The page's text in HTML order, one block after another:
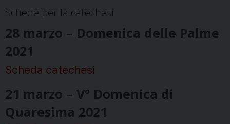
Schede per la catechesi
28 marzo – Domenica delle Palme
2021
Scheda catechesi
21 marzo – V° Domenica di
Quaresima 2021